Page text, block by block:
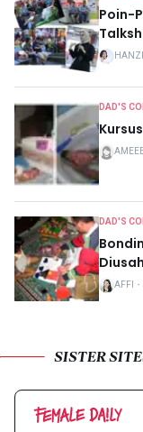
Poin-
DAD'S
DAD'S
AFFI ・
SISTER